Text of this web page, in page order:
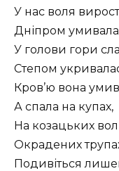
У нас воля
Дніпром
У голови гори
Степом
Кров’ю вона
А спала на купах,
На козацьких
Окрадених
Подивіться